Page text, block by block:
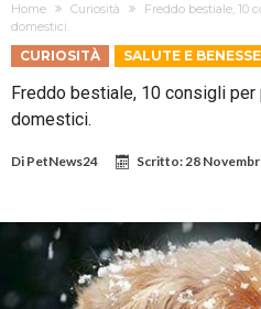
Home Curiosità
Freddo bestiale, 10
domestici.
CURIOSITÀ SALUTE E
Freddo bestiale, 10 consigli
domestici.
Di PetNews24 Scritto:28